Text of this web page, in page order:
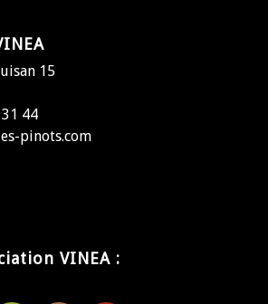
15
44
pinots.com
VINEA :